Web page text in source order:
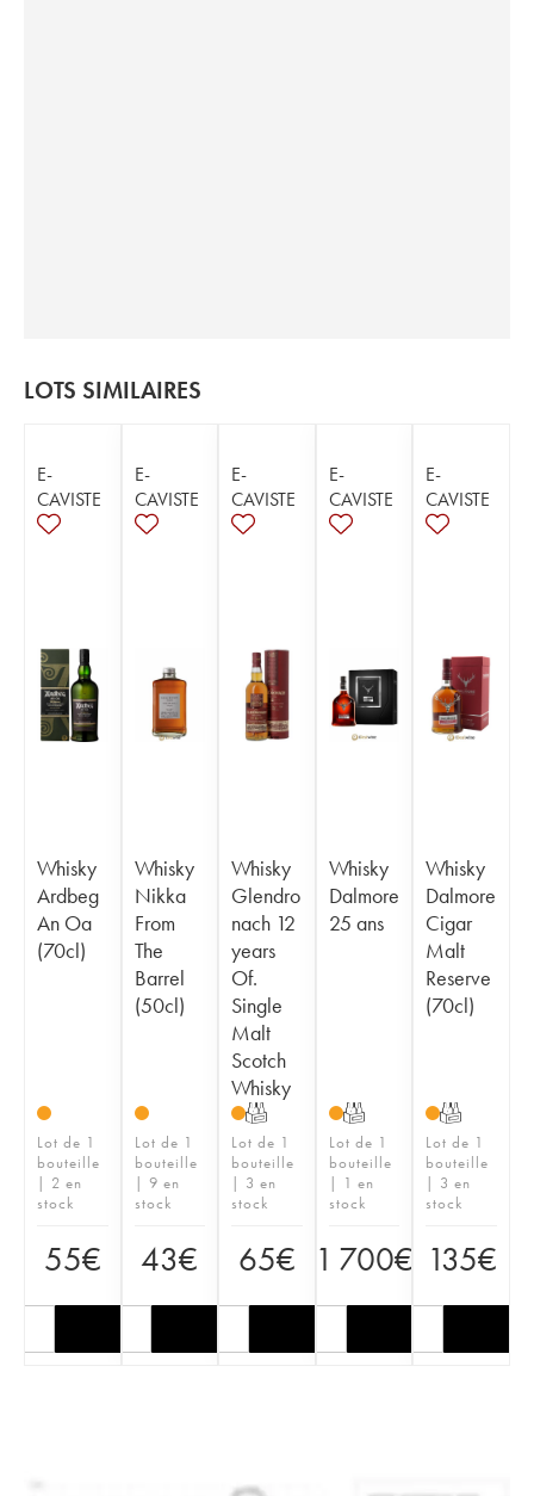
LOTS SIMILAIRES
E-
CAVISTE
Whisky
Ardbeg
An Oa
(70cl)
Lot de 1
bouteille
| 2 en
stock
55€
E-
CAVISTE
Whisky
Nikka
From
The
Barrel
(50cl)
Lot de 1
bouteille
| 9 en
stock
43€
E-
CAVISTE
Whisky
Glendro
nach 12
years
Of.
Single
Malt
Scotch
Whisky
T
Lot de 1
bouteille
| 3 en
stock
65€
E-
CAVISTE
Whisky
Dalmore
25 ans
T
Lot de 1
bouteille
| 1 en
stock
1 700€
E-
CAVISTE
Whisky
Dalmore
Cigar
Malt
Reserve
(70cl)
T
Lot de 1
bouteille
| 3 en
stock
135€